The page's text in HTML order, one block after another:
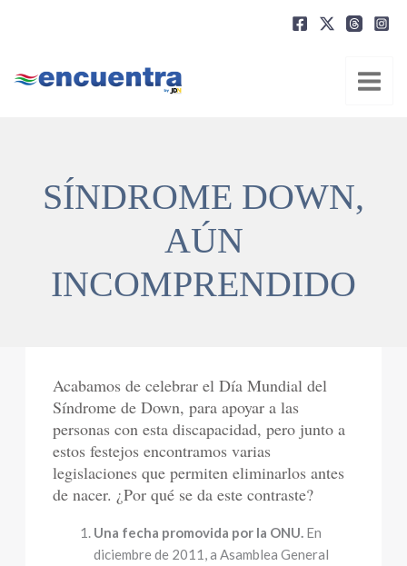
SÍNDROME DOWN,
AÚN
INCOMPRENDIDO
Acabamos de celebrar el Día Mundial del
Síndrome de Down, para apoyar a las
personas con esta discapacidad, pero junto a
estos festejos encontramos varias
legislaciones que permiten eliminarlos antes
de nacer. ¿Por qué se da este contraste?
Una fecha promovida por la ONU. En
diciembre de 2011, a Asamblea General